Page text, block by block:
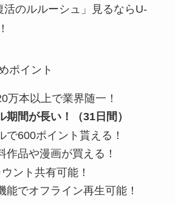
活のルルーシュ」見るならU-
ポイント
万本以上で業界随一！
期間が長い！（31日間）
で600ポイント貰える！
作品や漫画が買える！
ント共有可能！
能でオフライン再生可能！